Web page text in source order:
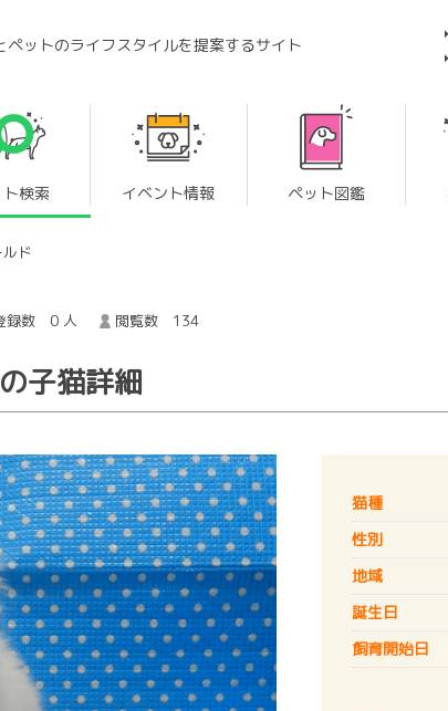
ペットのライフスタイルを提案するサイト
ト検索 イベント情報 ペット図鑑
ド
録数 0 人 閲覧数 134
子猫詳細
猫種
性別
地域
誕生日
飼育開始日